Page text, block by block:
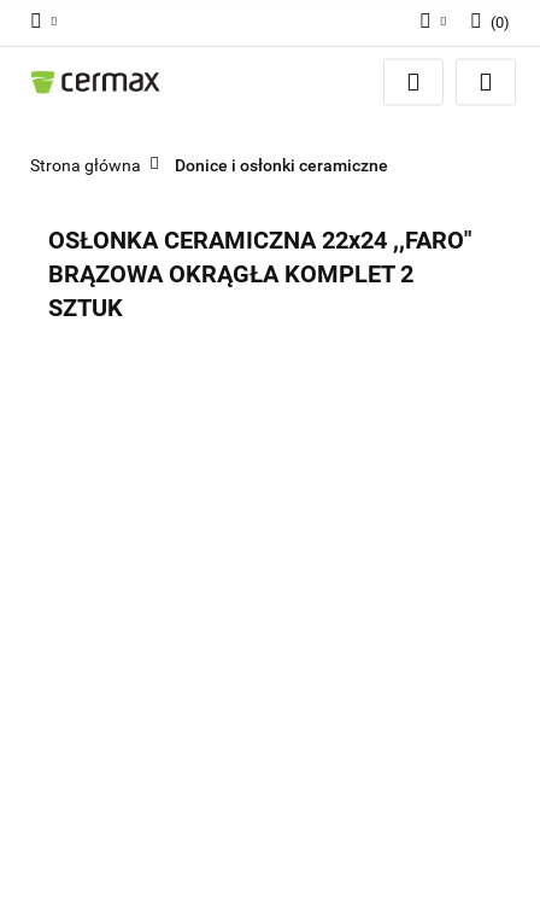
Zaloguj się
(0)
Strona główna Donice i osłonki ceramiczne
OSŁONKA CERAMICZNA 22x24 ,,FARO"
BRĄZOWA OKRĄGŁA KOMPLET 2
SZTUK